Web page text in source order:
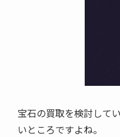
宝石の買取を検討して
いところですよね。